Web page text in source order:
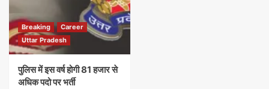
Breaking
Career
Uttar Pradesh
पुलिस में इस वर्ष होगी 81 हजार से
अधिक पदो पर भर्ती